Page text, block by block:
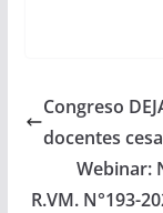
Congreso
docentes
Webinar:
R.VM. N°193-